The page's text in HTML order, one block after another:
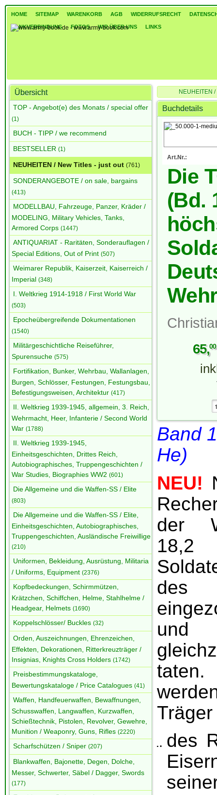
HOME SITEMAP WARENKORB AGB WIDERRUFSRECHT
BANKVERBINDUNG FOTOS WIR ÜBER UNS LINKS
Übersicht
TOP - Angebot(e) des Monats / special offer
(1)
BUCH - TIPP / we recommend
BESTSELLER (1)
NEUHEITEN / New Titles - just out (761)
SONDERANGEBOTE / on sale, bargains
(413)
MODELLBAU, Fahrzeuge, Panzer, Kräder /
MODELING, Military Vehicles, Tanks,
Armored Corps (1447)
ANTIQUARIAT - Raritäten, Sonderauflagen /
Special Editions, Out of Print (507)
Weimarer Republik, Kaiserzeit, Kaiserreich /
Imperial (348)
I. Weltkrieg 1914-1918 / First World War
(503)
Epocheübergreifende Dokumentationen
(1540)
Militärgeschichtliche Reiseführer,
Spurensuche (575)
Fortifikation, Bunker, Wehrbau, Wallanlagen,
Burgen, Schlösser, Festungen, Festungsbau,
Befestigungsweisen, Architektur (417)
II. Weltkrieg 1939-1945, allgemein, 3. Reich,
Wehrmacht, Heer, Infanterie / Second World
War (1788)
II. Weltkrieg 1939-1945,
Einheitsgeschichten, Drittes Reich,
Autobiographisches, Truppengeschichten /
War Studies, Biographies WW2 (601)
Die Allgemeine und die Waffen-SS / Elite
(803)
Die Allgemeine und die Waffen-SS / Elite,
Einheitsgeschichten, Autobiographisches,
Truppengeschichten, Ausländische Freiwillige
(210)
Uniformen, Bekleidung, Ausrüstung, Militaria
/ Uniforms, Equipment (2376)
Kopfbedeckungen, Schirmmützen,
Krätzchen, Schiffchen, Helme, Stahlhelme /
Headgear, Helmets (1690)
Koppelschlösser/ Buckles (32)
Orden, Auszeichnungen, Ehrenzeichen,
Effekten, Dekorationen, Ritterkreuzträger /
Insignias, Knights Cross Holders (1742)
Preisbestimmungskataloge,
Bewertungskataloge / Price Catalogues (41)
Waffen, Handfeuerwaffen, Bewaffnungen,
Schusswaffen, Langwaffen, Kurzwaffen,
Schießtechnik, Pistolen, Revolver, Gewehre,
Munition / Weaponry, Guns, Rifles (2220)
Scharfschützen / Sniper (207)
Blankwaffen, Bajonette, Degen, Dolche,
Messer, Schwerter, Säbel / Dagger, Swords
(177)
NEUHEITEN
Die TOP 50.000
Buchdetails
Art.Nr.:
Die
(Bd.
65,00
Band
He)
NEU!
der
des